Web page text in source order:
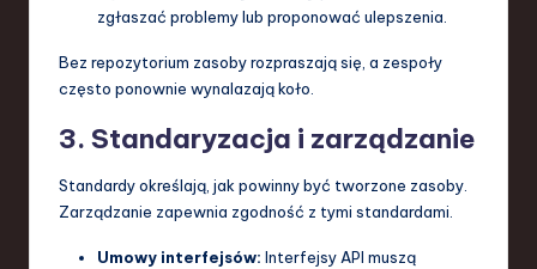
zgłaszać problemy lub proponować ulepszenia.
Bez repozytorium zasoby rozpraszają się, a zespoły
często ponownie wynalazają koło.
3. Standaryzacja i zarządzanie
Standardy określają, jak powinny być tworzone zasoby.
Zarządzanie zapewnia zgodność z tymi standardami.
Umowy interfejsów: Interfejsy API muszą